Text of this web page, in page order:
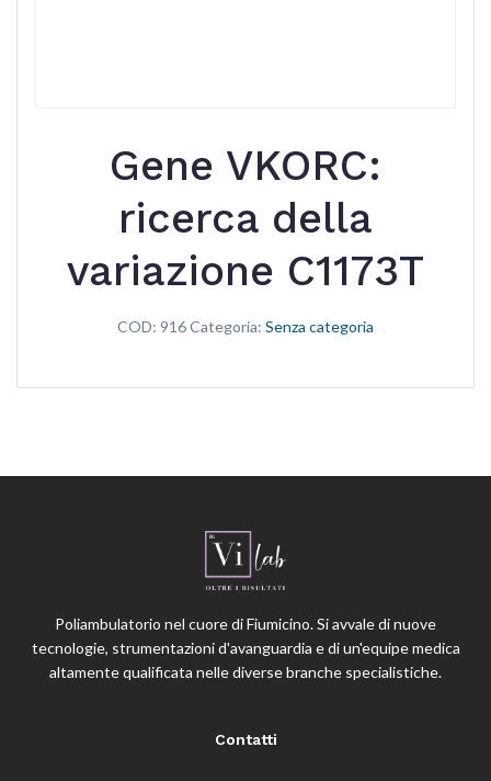
Gene VKORC:
ricerca della
variazione C1173T
COD: 916Categoria: Senza categoria
Poliambulatorio nel cuore di Fiumicino. Si avvale di nuove
tecnologie, strumentazioni d'avanguardia e di un'equipe medica
altamente qualificata nelle diverse branche specialistiche.
Contatti